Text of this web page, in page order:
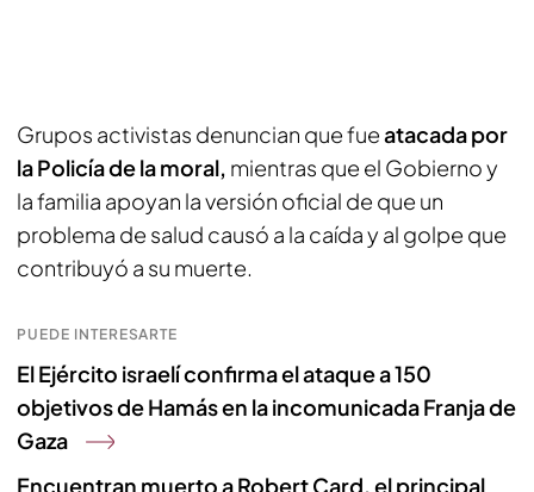
Grupos activistas denuncian que fueatacada por
la Policía de la moral, mientras que el Gobierno y
la familia apoyan la versión oficial de que un
problema de salud causó a la caída y al golpe que
contribuyó a su muerte.
PUEDE INTERESARTE
El Ejército israelí confirma el ataque a 150
objetivos de Hamás en la incomunicada Franja de
Gaza
Encuentran muerto a Robert Card, el principal